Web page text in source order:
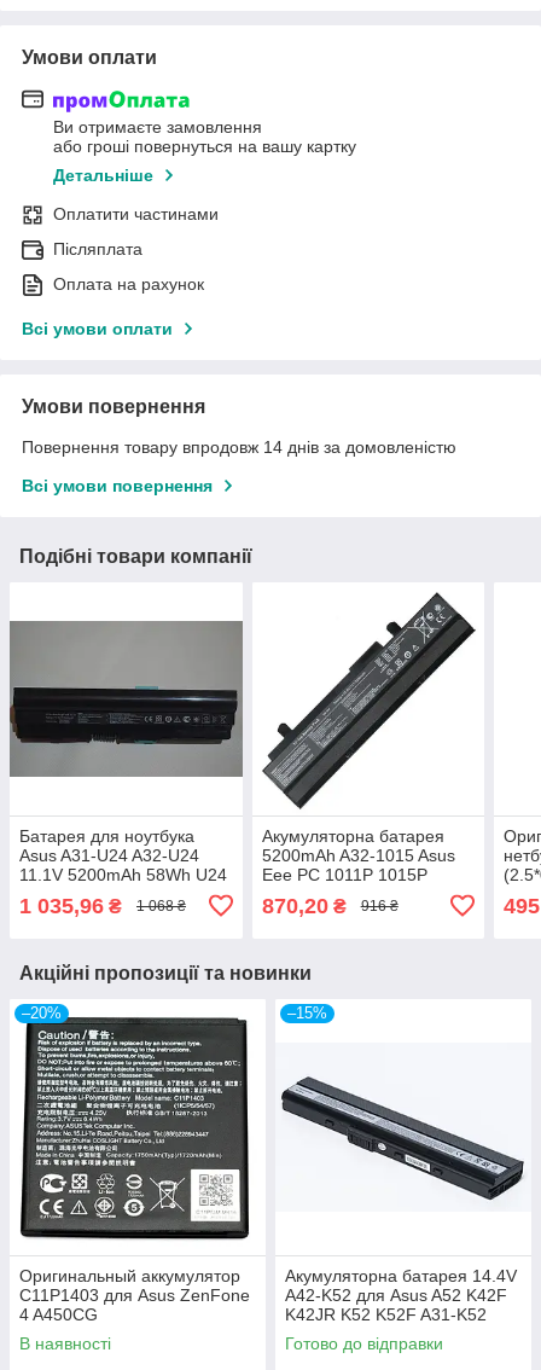
Умови оплати
Ви отримаєте замовлення
або гроші повернуться на вашу картку
Детальніше
Оплатити частинами
Післяплата
Оплата на рахунок
Всі умови оплати
Умови повернення
Повернення товару впродовж 14 днів за домовленістю
Всі умови повернення
Подібні товари компанії
Батарея для ноутбука
Asus A31-U24 A32-U24
11.1V 5200mAh 58Wh U24
U24A U24E X24E PRO24E
P24E
1 035,96 ₴ 1 068 ₴
Акумуляторна батарея
5200mAh A32-1015 Asus
Eee PC 1011P 1015P
A31-1015 90-
870,20₴ 916 ₴
Акційні пропозиції та новинки
–20%
Оригинальный аккумулятор
C11P1403 для Asus ZenFone
4 A450CG
В наявності
–15%
Акумуляторна батарея 14.4V
A42-K52 для Asus A52 K42F
K42JR K52 K52F A31-K52
A32-K52 A41-K52
90NXM1B2000Y
Готово до відправки